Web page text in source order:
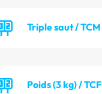
Triple saut / TCM
Poids (3 kg) / TCF